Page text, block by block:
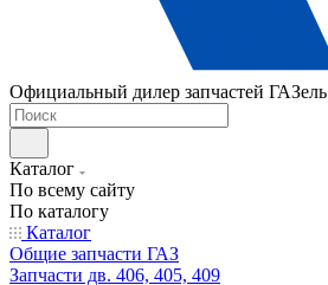
Официальный дилер запчастей ГАЗель
Каталог
По всему сайту
По каталогу
Каталог
Общие запчасти ГАЗ
Запчасти дв. 406, 405, 409